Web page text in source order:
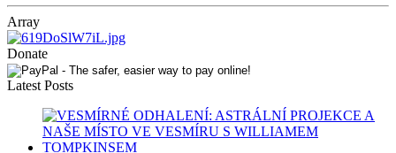
Array
Donate
Latest Posts